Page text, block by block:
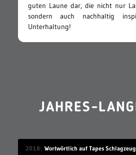
guten Laune dar, die nicht nur
sondern auch nachhaltig
Unterhaltung!
JAHRES-
2018 Wortwörtlich auf Tapes